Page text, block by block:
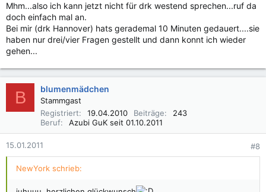
Mhm...also ich kann jetzt nicht für drk westend sprechen...ruf da
doch einfach mal an.
Bei mir (drk Hannover) hats gerademal 10 Minuten gedauert....sie
haben nur drei/vier Fragen gestellt und dann konnt ich wieder
gehen...
B blumenmädchen
Stammgast
Registriert
19.04.2010 Beiträge
243
Beruf
Azubi GuK seit 01.10.2011
15.01.2011 #8
NewYork schrieb: